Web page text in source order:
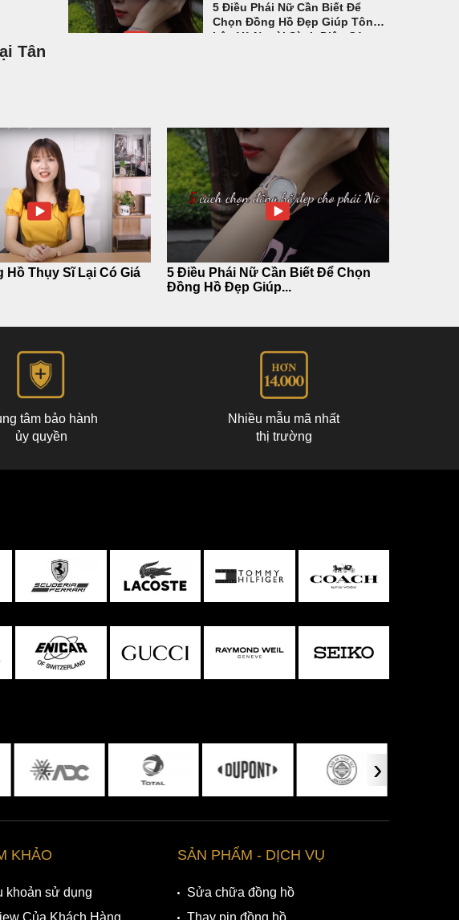
Tân
5 Điều Phái Nữ Cần Biết Để
Chọn Đồng Hồ Đẹp Giúp Tôn
Lên Vẻ Ngoài Sành Điệu Của
Hồ Thụy Sĩ Lại Có Giá
5 Điều Phái Nữ Cần Biết Để Chọn
Đồng Hồ Đẹp Giúp...
tâm bảo hành
ủy quyền
Nhiều mẫu mã nhất
thị trường
›
KHẢO
khoản sử dụng
Của Khách Hàng
SẢN PHẨM - DỊCH VỤ
Sửa chữa đồng hồ
Thay pin đồng hồ